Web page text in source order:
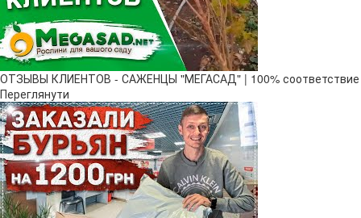
ОТЗЫВЫ КЛИЕНТОВ - САЖЕНЦЫ "МЕГАСАД" | 100% соответствие
Переглянути